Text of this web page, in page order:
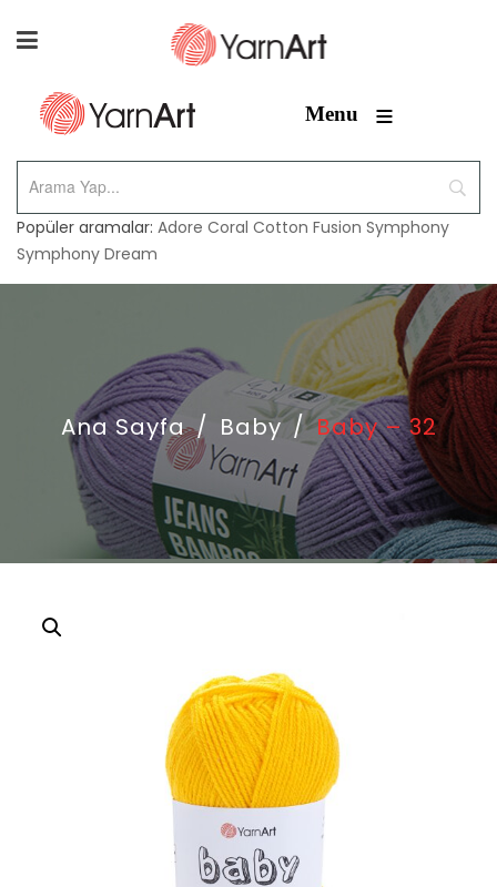
Menu ≡
Popüler aramalar: Adore Coral Cotton Fusion Symphony
Symphony Dream
Ana Sayfa / Baby / Baby – 32